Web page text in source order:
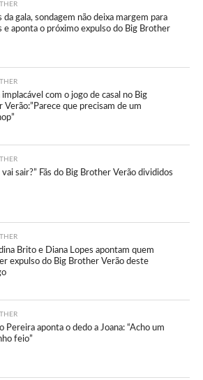
da gala, sondagem não deixa margem para
e aponta o próximo expulso do Big Brother
implacável com o jogo de casal no Big
Verão:”Parece que precisam de um
vai sair?” Fãs do Big Brother Verão divididos
Brito e Diana Lopes apontam quem
expulso do Big Brother Verão deste
Pereira aponta o dedo a Joana: “Acho um
feio”